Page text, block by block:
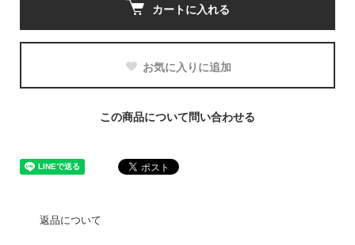
カートに入れる
お気に入りに追加
この商品について問い合わせる
返品について